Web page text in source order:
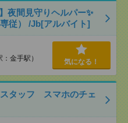
夜間見守りヘルパー✨
従） /Jb[アルバイト]
金手駅） 気になる！
スタッフ スマホのチェ